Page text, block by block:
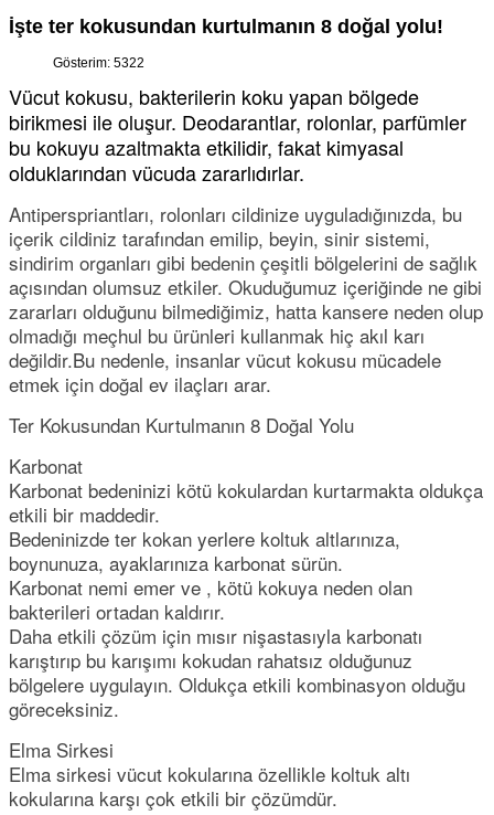
İşte ter kokusundan kurtulmanın 8 doğal yolu!
Gösterim: 5322
Vücut kokusu, bakterilerin koku yapan bölgede
birikmesi ile oluşur. Deodarantlar, rolonlar, parfümler
bu kokuyu azaltmakta etkilidir, fakat kimyasal
olduklarından vücuda zararlıdırlar.
Antiperspriantları, rolonları cildinize uyguladığınızda, bu
içerik cildiniz tarafından emilip, beyin, sinir sistemi,
sindirim organları gibi bedenin çeşitli bölgelerini de sağlık
açısından olumsuz etkiler. Okuduğumuz içeriğinde ne gibi
zararları olduğunu bilmediğimiz, hatta kansere neden olup
olmadığı meçhul bu ürünleri kullanmak hiç akıl karı
değildir.Bu nedenle, insanlar vücut kokusu mücadele
etmek için doğal ev ilaçları arar.
Ter Kokusundan Kurtulmanın 8 Doğal Yolu
Karbonat
Karbonat bedeninizi kötü kokulardan kurtarmakta oldukça
etkili bir maddedir.
Bedeninizde ter kokan yerlere koltuk altlarınıza,
boynunuza, ayaklarınıza karbonat sürün.
Karbonat nemi emer ve , kötü kokuya neden olan
bakterileri ortadan kaldırır.
Daha etkili çözüm için mısır nişastasıyla karbonatı
karıştırıp bu karışımı kokudan rahatsız olduğunuz
bölgelere uygulayın. Oldukça etkili kombinasyon olduğu
göreceksiniz.
Elma Sirkesi
Elma sirkesi vücut kokularına özellikle koltuk altı
kokularına karşı çok etkili bir çözümdür.